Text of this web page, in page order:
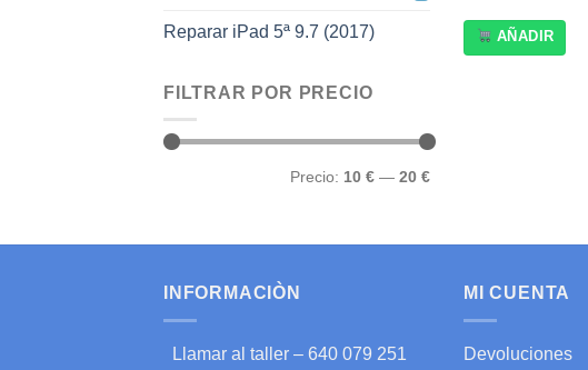
Reparar iPad 5ª 9.7 (2017)
FILTRAR POR PRECIO
Precio: 10 € — 20 €
AÑADIR
INFORMACIÒN
Llamar al taller – 640 079 251
MI CUENTA
Devoluciones